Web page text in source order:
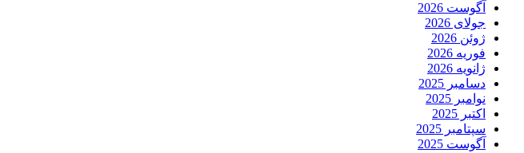
آگوست 2026
جولای 2026
ژوئن 2026
فوریه 2026
ژانویه 2026
دسامبر 2025
نوامبر 2025
اکتبر 2025
سپتامبر 2025
آگوست 2025